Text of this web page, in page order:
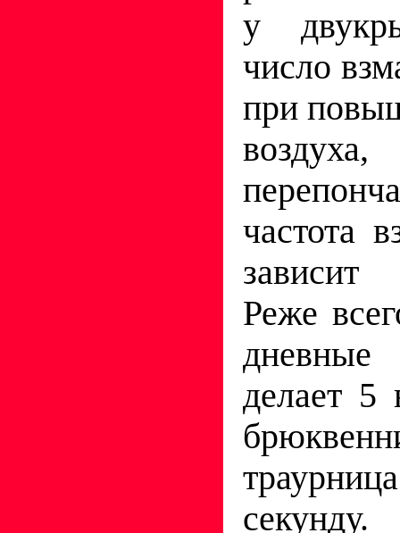
у
число
при
частота
зависит
Реже
дневные
делает 5